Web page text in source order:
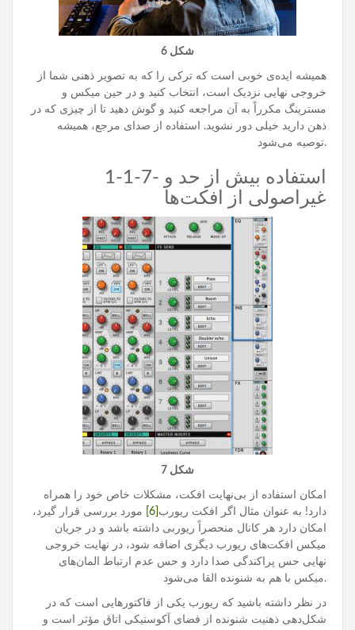
شکل 6
همیشه ایده‌ی خوبی است که ترکی را که به تصویر ذهنی شما از
خروجی نهایی نزدیک است، انتخاب کنید و در حین میکس و
مسترینگ مکرراً به آن مراجعه کنید و گوش دهید تا از چیزی که در
ذهن دارید خیلی دور نشوید. استفاده از صدای مرجع، همیشه
توصیه می‌شود.
1-1-7- استفاده بیش از حد و
غیراصولی از افکت‌ها
شکل 7
امکان استفاده از بی‌نهایت افکت، مشکلات خاص خود را همراه
دارد! به عنوان مثال اگر افکت ریورب
مورد بررسی قرار گیرد،
امکان دارد هر کانال منحصراً ریوربی داشته باشد و در جریان
میکس افکت‌های ریورب دیگری اضافه شود، در نهایت خروجی
نهایی حس پراکندگی صدا دارد و حس عدم ارتباط المان‌های
میکس با هم به شنونده القا می‌شود.
در نظر داشته باشید که ریورب یکی از فاکتورهایی است که در
شکل‌دهی ذهنیت شنونده از فضای آکوستیکی اتاق مؤثر است و